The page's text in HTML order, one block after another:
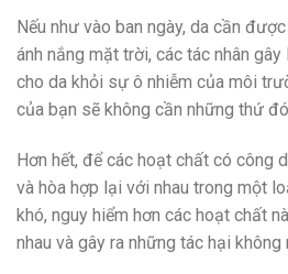
Nếu như vào ban ngày, da cần
ánh nắng mặt trời, các tác nhân
cho da khỏi sự ô nhiễm của môi
của bạn sẽ không cần những thứ
Hơn hết, để các hoạt chất có công
và hòa hợp lại với nhau trong một
khó, nguy hiểm hơn các hoạt chất
nhau và gây ra những tác hại không